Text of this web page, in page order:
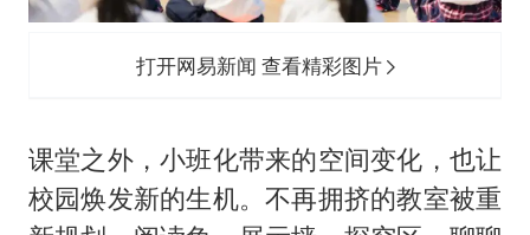
打开网易新闻 查看精彩图片
课堂之外，小班化带来的空间变化，也让
校园焕发新的生机。不再拥挤的教室被重